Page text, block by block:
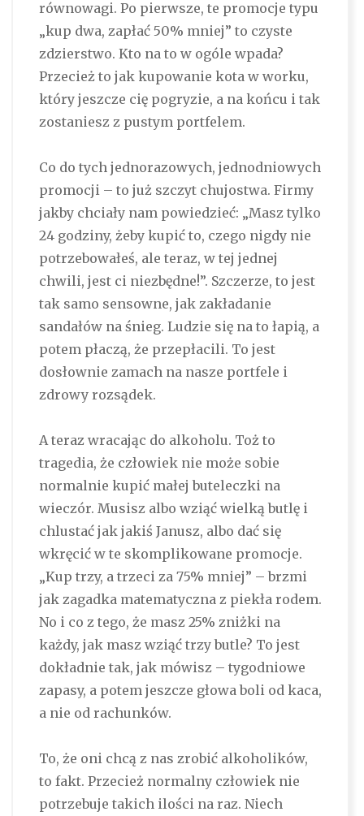
równowagi. Po pierwsze, te promocje typu
„kup dwa, zapłać 50% mniej” to czyste
zdzierstwo. Kto na to w ogóle wpada?
Przecież to jak kupowanie kota w worku,
który jeszcze cię pogryzie, a na końcu i tak
zostaniesz z pustym portfelem.
Co do tych jednorazowych, jednodniowych
promocji – to już szczyt chujostwa. Firmy
jakby chciały nam powiedzieć: „Masz tylko
24 godziny, żeby kupić to, czego nigdy nie
potrzebowałeś, ale teraz, w tej jednej
chwili, jest ci niezbędne!”. Szczerze, to jest
tak samo sensowne, jak zakładanie
sandałów na śnieg. Ludzie się na to łapią, a
potem płaczą, że przepłacili. To jest
dosłownie zamach na nasze portfele i
zdrowy rozsądek.
A teraz wracając do alkoholu. Toż to
tragedia, że człowiek nie może sobie
normalnie kupić małej buteleczki na
wieczór. Musisz albo wziąć wielką butlę i
chlustać jak jakiś Janusz, albo dać się
wkręcić w te skomplikowane promocje.
„Kup trzy, a trzeci za 75% mniej” – brzmi
jak zagadka matematyczna z piekła rodem.
No i co z tego, że masz 25% zniżki na
każdy, jak masz wziąć trzy butle? To jest
dokładnie tak, jak mówisz – tygodniowe
zapasy, a potem jeszcze głowa boli od kaca,
a nie od rachunków.
To, że oni chcą z nas zrobić alkoholików,
to fakt. Przecież normalny człowiek nie
potrzebuje takich ilości na raz. Niech